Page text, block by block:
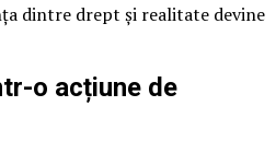
dintre drept și realitate devine
o acțiune de